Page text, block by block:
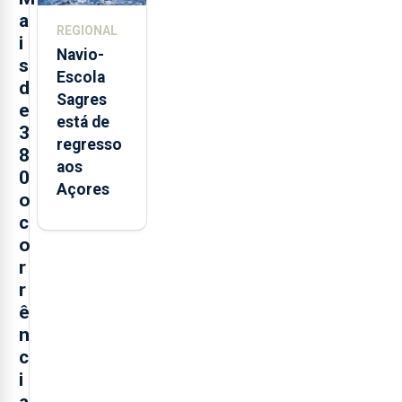
a
i
s
d
e
3
8
0
o
c
o
r
r
ê
n
c
i
REGIONAL
Navio-
Escola
Sagres
está de
regresso
aos
Açores